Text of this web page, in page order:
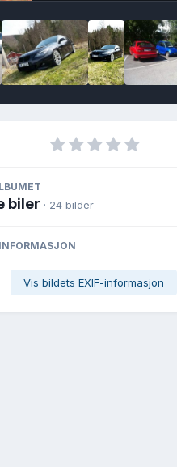
biler · 24 bilder
Vis bildets EXIF-informasjon